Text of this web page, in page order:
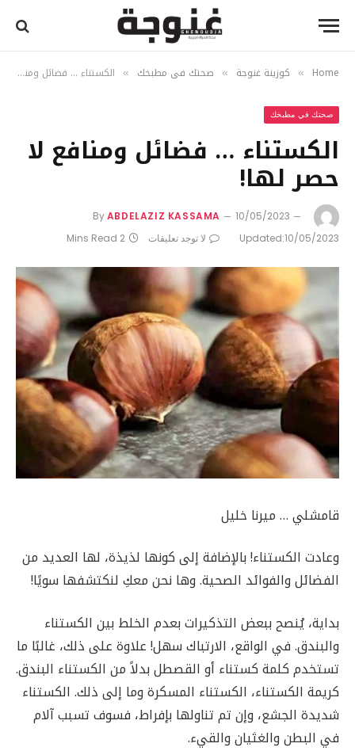
Home
» كوزينة غنوجة » صحتك في مطبخك » الكستناء … فضائل ومنافع لا حصر لها!
صحتك في مطبخك
الكستناء … فضائل ومنافع لا
حصر لها!
ByABDELAZIZ KASSAMA
10/05/2023
Updated:10/05/2023 لا توجد تعليقات 2 Mins Read
قامشلي … ميرنا خليل
وعادت الكستناء! بالإضافة إلى كونها لذيذة، لها العديد من
الفضائل والفوائد الصحية. وها نحن معكِ لنكتشفها سويًا!
بداية، يُنصح ببعض التذكيرات بعدم الخلط بين الكستناء
والبندق. في الواقع، الارتباك سهل! علاوة على ذلك، غالبًا ما
تستخدم كلمة كستناء أو القصطل بدلاً من الكستناء البندق.
كريمة الكستناء، الكستناء المسكرة وما إلى ذلك. الكستناء
شديدة الجشع، وإن تم تناولها بإفراط، فسوف تسبب آلام
في البطن والغثيان والقيء.